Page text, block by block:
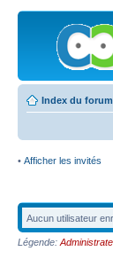
Index du forum
• Afficher les invités
Aucun utilisateur
Légende: